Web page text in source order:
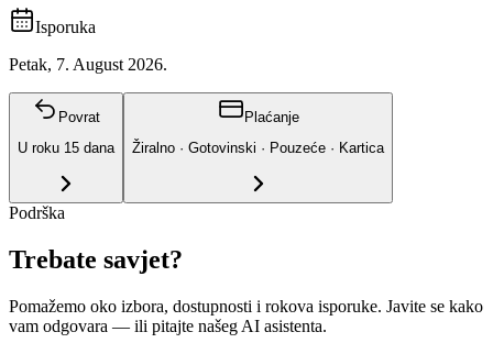
Isporuka
Petak, 7. August 2026.
Povrat
U roku 15 dana
Plaćanje
Žiralno · Gotovinski · Pouzeće · Kartica
Podrška
Trebate savjet?
Pomažemo oko izbora, dostupnosti i rokova isporuke. Javite se kako
vam odgovara — ili pitajte našeg AI asistenta.